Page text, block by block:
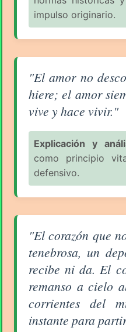
impulso originario.
Aforismo sobre el
"El amor no
hiere; el amor
vive y hace vivir."
Explicación y
como principio
defensivo.
Aforismo sobre el
"El corazón que
tenebrosa, un
recibe ni da. El
remanso a cielo
corrientes del
instante para